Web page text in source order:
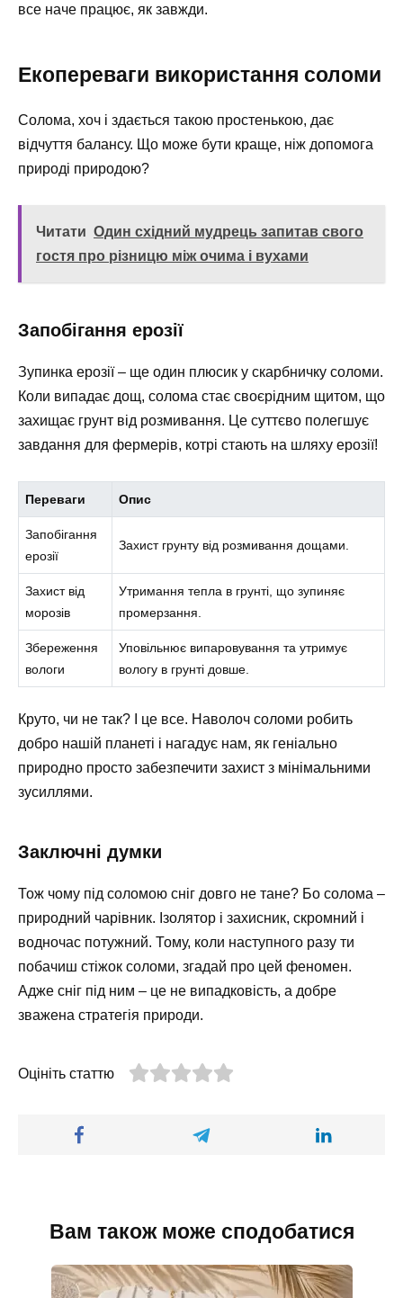
все наче працює, як завжди.
Екопереваги використання соломи
Солома, хоч і здається такою простенькою, дає
відчуття балансу. Що може бути краще, ніж допомога
природі природою?
Читати Один східний мудрець запитав свого
гостя про різницю між очима і вухами
Запобігання ерозії
Зупинка ерозії – ще один плюсик у скарбничку соломи.
Коли випадає дощ, солома стає своєрідним щитом, що
захищає грунт від розмивання. Це суттєво полегшує
завдання для фермерів, котрі стають на шляху ерозії!
Переваги Опис
Запобігання
ерозії
Захист грунту від розмивання дощами.
Захист від
морозів
Утримання тепла в грунті, що зупиняє
промерзання.
Збереження
вологи
Уповільнює випаровування та утримує
вологу в грунті довше.
Круто, чи не так? І це все. Наволоч соломи робить
добро нашій планеті і нагадує нам, як геніально
природно просто забезпечити захист з мінімальними
зусиллями.
Заключні думки
Тож чому під соломою сніг довго не тане? Бо солома –
природний чарівник. Ізолятор і захисник, скромний і
водночас потужний. Тому, коли наступного разу ти
побачиш стіжок соломи, згадай про цей феномен.
Адже сніг під ним – це не випадковість, а добре
зважена стратегія природи.
Оцініть статтю
Вам також може сподобатися